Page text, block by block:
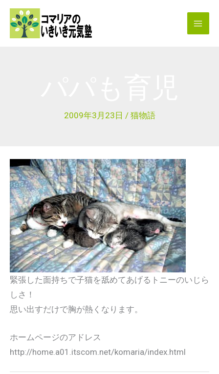
2009年3月23日 / 猫物語
緊張した面持ちで子猫を舐めてあげるトニーのいじら
しさ！
思い出すだけで胸が熱くなります。
ホームページのアドレス
http://home.a01.itscom.net/komaria/index.html